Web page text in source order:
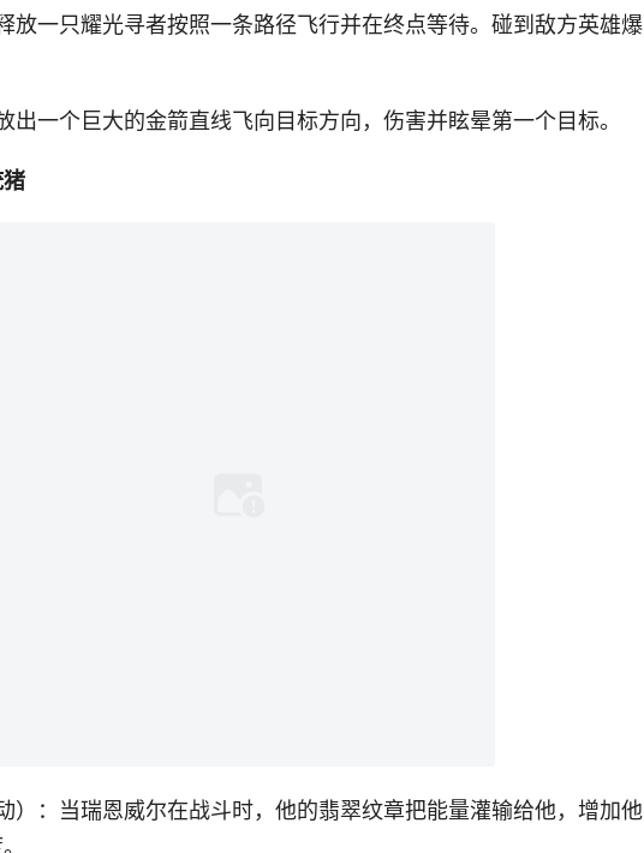
放一只耀光寻者按照一条路径飞行并在终点等待。碰到敌方英雄爆
出一个巨大的金箭直线飞向目标方向，伤害并眩晕第一个目标。
）：当瑞恩威尔在战斗时，他的翡翠纹章把能量灌输给他，增加他